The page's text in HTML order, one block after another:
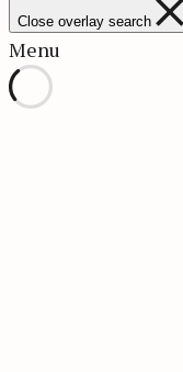
Close overlay search
Menu